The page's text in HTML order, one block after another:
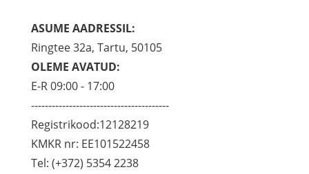
ASUME AADRESSIL:
Ringtee 32a, Tartu, 50105
OLEME AVATUD:
E-R 09:00 - 17:00
----------------------------------------
Registrikood:12128219
KMKR nr: EE101522458
Tel: (+372) 5354 2238